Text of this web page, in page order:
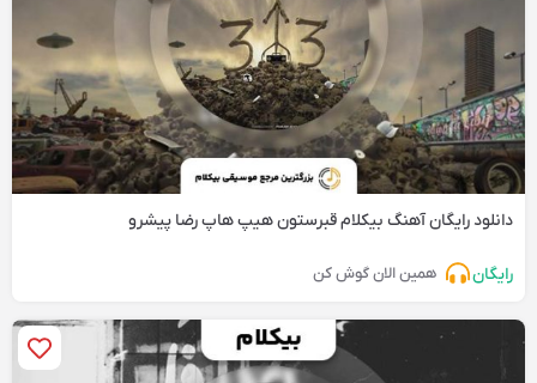
دانلود رایگان آهنگ‌ بیکلام قبرستون هیپ هاپ رضا پیشرو
رایگان همین الان گوش کن